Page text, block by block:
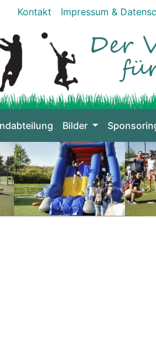
Kontakt Impressum &
Bilder